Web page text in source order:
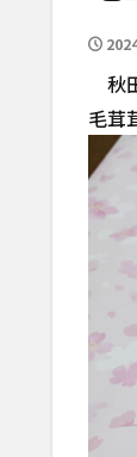
秋
毛茸